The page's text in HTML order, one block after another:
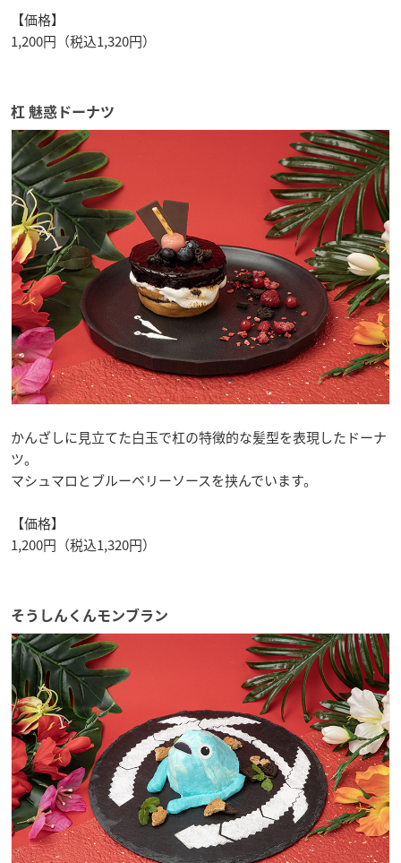
【価格】
1,200円（税込1,320円）
杠 魅惑ドーナツ
かんざしに見立てた白玉で杠の特徴的な髪型を表現したドーナ
ツ。
マシュマロとブルーベリーソースを挟んでいます。
【価格】
1,200円（税込1,320円）
そうしんくんモンブラン